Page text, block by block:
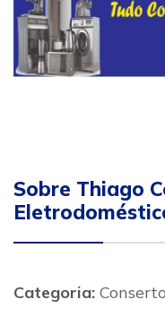
Sobre Thiago
Categoria: